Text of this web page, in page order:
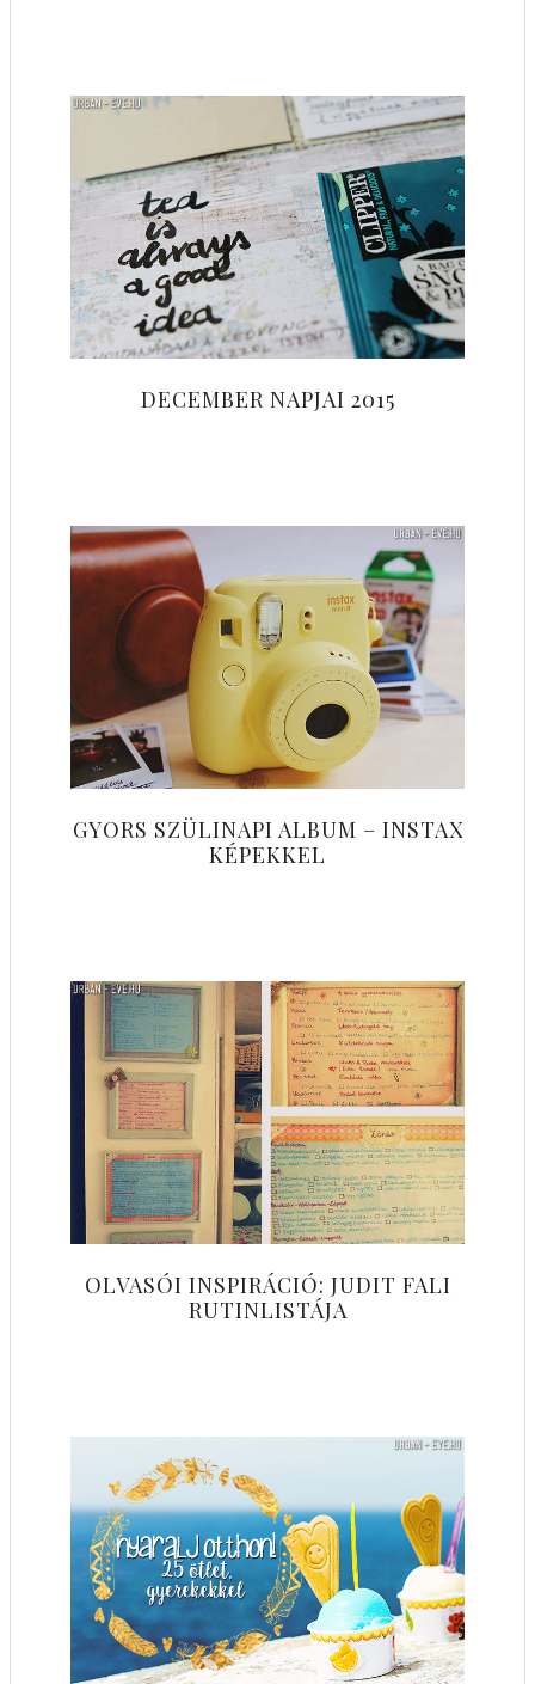
DECEMBER NAPJAI 2015
GYORS SZÜLINAPI ALBUM – INSTAX
KÉPEKKEL
OLVASÓI INSPIRÁCIÓ: JUDIT FALI
RUTINLISTÁJA